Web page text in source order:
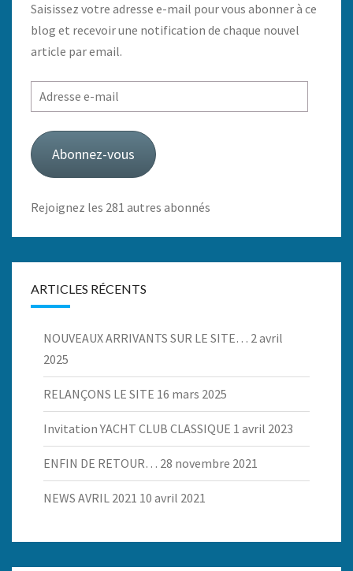
Saisissez votre adresse e-mail pour vous abonner à ce
blog et recevoir une notification de chaque nouvel
article par email.
Adresse
e-
mail
Abonnez-vous
Rejoignez les 281 autres abonnés
ARTICLES RÉCENTS
NOUVEAUX ARRIVANTS SUR LE SITE… 2 avril
2025
RELANÇONS LE SITE 16 mars 2025
Invitation YACHT CLUB CLASSIQUE 1 avril 2023
ENFIN DE RETOUR… 28 novembre 2021
NEWS AVRIL 2021 10 avril 2021